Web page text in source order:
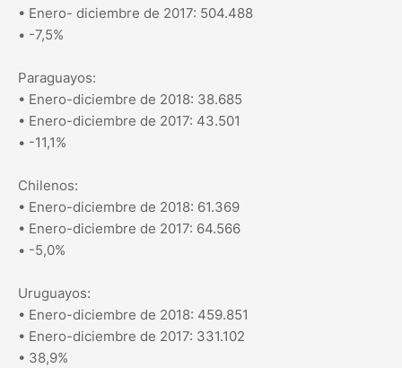
• Enero- diciembre de 2017: 504.488
• -7,5%
Paraguayos:
• Enero-diciembre de 2018: 38.685
• Enero-diciembre de 2017: 43.501
• -11,1%
Chilenos:
• Enero-diciembre de 2018: 61.369
• Enero-diciembre de 2017: 64.566
• -5,0%
Uruguayos:
• Enero-diciembre de 2018: 459.851
• Enero-diciembre de 2017: 331.102
• 38,9%